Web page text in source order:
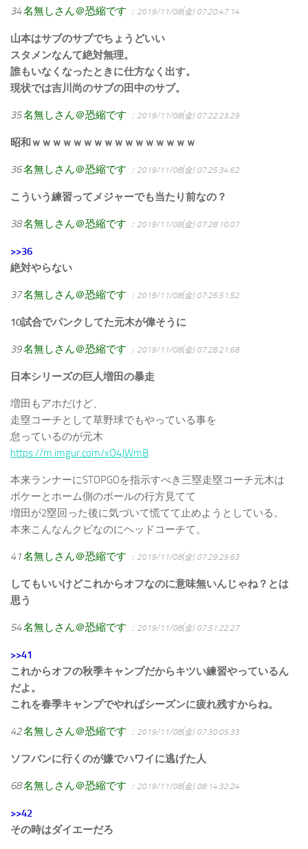
34名無しさん＠恐縮です ：2019/11/08(金) 07:20:47.14
山本はサブのサブでちょうどいい
スタメンなんて絶対無理。
誰もいなくなったときに仕方なく出す。
現状では吉川尚のサブの田中のサブ。
35名無しさん＠恐縮です ：2019/11/08(金) 07:22:23.29
昭和ｗｗｗｗｗｗｗｗｗｗｗｗｗｗｗｗ
36名無しさん＠恐縮です ：2019/11/08(金) 07:25:34.62
こういう練習ってメジャーでも当たり前なの？
38名無しさん＠恐縮です ：2019/11/08(金) 07:28:10.07
>>36
絶対やらない
37名無しさん＠恐縮です ：2019/11/08(金) 07:26:51.52
10試合でパンクしてた元木が偉そうに
39名無しさん＠恐縮です ：2019/11/08(金) 07:28:21.68
日本シリーズの巨人増田の暴走
増田もアホだけど、
走塁コーチとして草野球でもやっている事を
怠っているのが元木
https://m.imgur.com/xO4JWmB
本来ランナーにSTOPGOを指示すべき三塁走塁コーチ元木は
ボケーとホーム側のボールの行方見てて
増田が2塁回った後に気づいて慌てて止めようとしている。
本来こんなんクビなのにヘッドコーチて。
41名無しさん＠恐縮です ：2019/11/08(金) 07:29:29.63
してもいいけどこれからオフなのに意味無いんじゃね？とは
思う
54名無しさん＠恐縮です ：2019/11/08(金) 07:51:22.27
>>41
これからオフの秋季キャンプだからキツい練習やっているん
だよ。
これを春季キャンプでやればシーズンに疲れ残すからね。
42名無しさん＠恐縮です ：2019/11/08(金) 07:30:05.33
ソフバンに行くのが嫌でハワイに逃げた人
68名無しさん＠恐縮です ：2019/11/08(金) 08:14:32.24
>>42
その時はダイエーだろ